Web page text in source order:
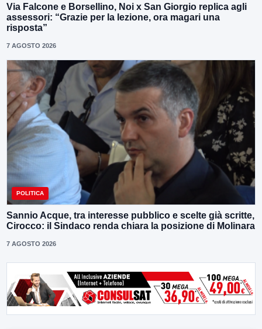
Via Falcone e Borsellino, Noi x San Giorgio replica agli
assessori: “Grazie per la lezione, ora magari una
risposta”
7 AGOSTO 2026
POLITICA
Sannio Acque, tra interesse pubblico e scelte già scritte,
Cirocco: il Sindaco renda chiara la posizione di Molinara
7 AGOSTO 2026